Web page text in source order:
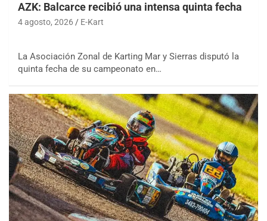
AZK: Balcarce recibió una intensa quinta fecha
4 agosto, 2026 E-Kart
La Asociación Zonal de Karting Mar y Sierras disputó la
quinta fecha de su campeonato en…